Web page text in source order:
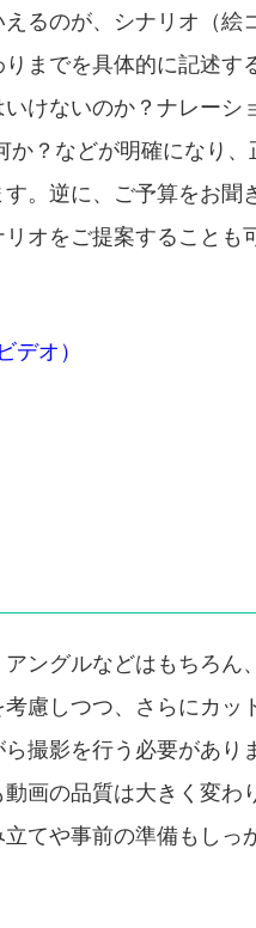
るのが、シナリオ（絵
までを具体的に記述す
けないのか？ナレーシ
か？などが明確になり、
。逆に、ご予算をお聞
オをご提案することも
デオ）
ングルなどはもちろん
慮しつつ、さらにカッ
撮影を行う必要があり
画の品質は大きく変わ
てや事前の準備もしっ